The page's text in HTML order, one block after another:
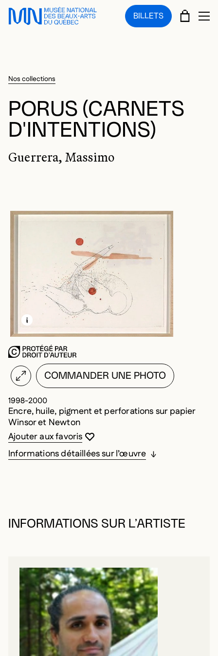
Sauter au menu principal
Sauter au contenu principal
Sauter au pied de page
BILLETS PANIER
Nos collections
PORUS (CARNETS
D'INTENTIONS)
Guerrera, Massimo
EN SAVOIR PLUS SUR CETTE IMAGE
OUVRIR LA MODALE
COMMANDER UNE PHOTO
1998-2000
Encre, huile, pigment et perforations sur papier
Winsor et Newton
Vous devez être connecté pour ajouter
Fermer la modale
Ouvrir la modale
Ajouter aux favoris
Informations détaillées sur l’œuvre
INFORMATIONS SUR L’ARTISTE